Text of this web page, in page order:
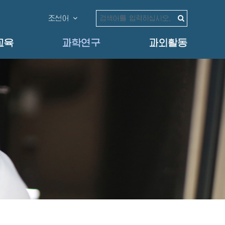
조선어
육 과학연구 과외활동